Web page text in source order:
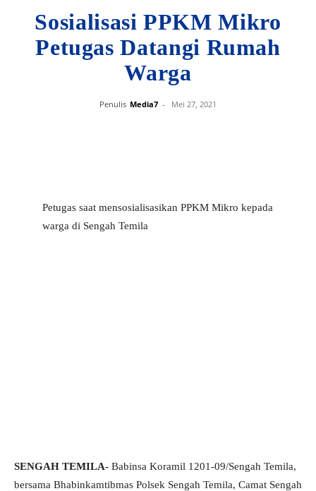
Sosialisasi PPKM Mikro
Petugas Datangi Rumah
Warga
Penulis Media7 - Mei 27, 2021
Petugas saat mensosialisasikan PPKM Mikro kepada
warga di Sengah Temila
SENGAH TEMILA- Babinsa Koramil 1201-09/Sengah Temila,
bersama Bhabinkamtibmas Polsek Sengah Temila, Camat Sengah